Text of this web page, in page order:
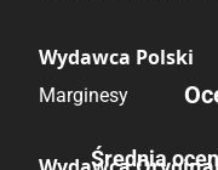
Wydawca Polski
Marginesy
Średnia ocen